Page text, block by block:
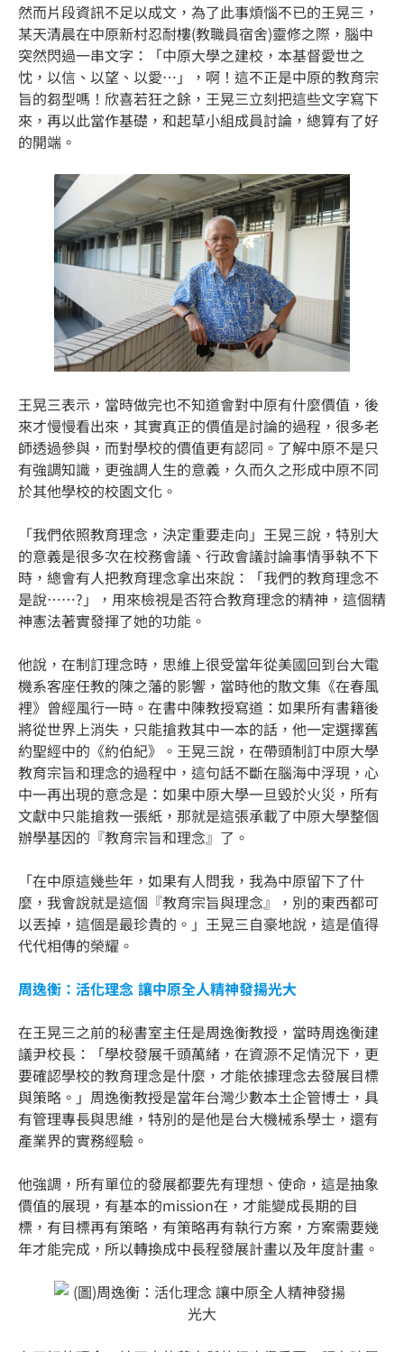
然而片段資訊不足以成文，為了此事煩惱不已的王晃三，
某天清晨在中原新村忍耐樓(教職員宿舍)靈修之際，腦中
突然閃過一串文字：「中原大學之建校，本基督愛世之
忱，以信、以望、以愛…」，啊！這不正是中原的教育宗
旨的芻型嗎！欣喜若狂之餘，王晃三立刻把這些文字寫下
來，再以此當作基礎，和起草小組成員討論，總算有了好
的開端。
王晃三表示，當時做完也不知道會對中原有什麼價值，後
來才慢慢看出來，其實真正的價值是討論的過程，很多老
師透過參與，而對學校的價值更有認同。了解中原不是只
有強調知識，更強調人生的意義，久而久之形成中原不同
於其他學校的校園文化。
「我們依照教育理念，決定重要走向」王晃三說，特別大
的意義是很多次在校務會議、行政會議討論事情爭執不下
時，總會有人把教育理念拿出來說：「我們的教育理念不
是說……?」，用來檢視是否符合教育理念的精神，這個精
神憲法著實發揮了她的功能。
他說，在制訂理念時，思維上很受當年從美國回到台大電
機系客座任教的陳之藩的影響，當時他的散文集《在春風
裡》曾經風行一時。在書中陳教授寫道：如果所有書籍後
將從世界上消失，只能搶救其中一本的話，他一定選擇舊
約聖經中的《約伯紀》。王晃三說，在帶頭制訂中原大學
教育宗旨和理念的過程中，這句話不斷在腦海中浮現，心
中一再出現的意念是：如果中原大學一旦毀於火災，所有
文獻中只能搶救一張紙，那就是這張承載了中原大學整個
辦學基因的『教育宗旨和理念』了。
「在中原這幾些年，如果有人問我，我為中原留下了什
麼，我會說就是這個『教育宗旨與理念』，別的東西都可
以丟掉，這個是最珍貴的。」王晃三自豪地說，這是值得
代代相傳的榮耀。
周逸衡：活化理念 讓中原全人精神發揚光大
在王晃三之前的秘書室主任是周逸衡教授，當時周逸衡建
議尹校長：「學校發展千頭萬緒，在資源不足情況下，更
要確認學校的教育理念是什麼，才能依據理念去發展目標
與策略。」周逸衡教授是當年台灣少數本土企管博士，具
有管理專長與思維，特別的是他是台大機械系學士，還有
產業界的實務經驗。
他強調，所有單位的發展都要先有理想、使命，這是抽象
價值的展現，有基本的mission在，才能變成長期的目
標，有目標再有策略，有策略再有執行方案，方案需要幾
年才能完成，所以轉換成中長程發展計畫以及年度計畫。